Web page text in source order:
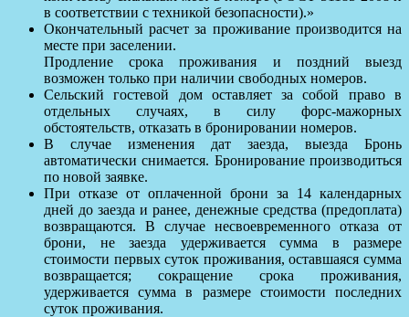
в соответствии с техникой безопасности).»
Окончательный расчет за проживание производится на
месте при заселении.
Продление срока проживания и поздний выезд
возможен только при наличии свободных номеров.
Сельский гостевой дом оставляет за собой право в
отдельных случаях, в силу форс-мажорных
обстоятельств, отказать в бронировании номеров.
В случае изменения дат заезда, выезда Бронь
автоматически снимается. Бронирование производиться
по новой заявке.
При отказе от оплаченной брони за 14 календарных
дней до заезда и ранее, денежные средства (предоплата)
возвращаются. В случае несвоевременного отказа от
брони, не заезда удерживается сумма в размере
стоимости первых суток проживания, оставшаяся сумма
возвращается; сокращение срока проживания,
удерживается сумма в размере стоимости последних
суток проживания.